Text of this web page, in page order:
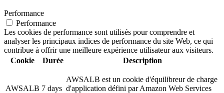
Performance
Performance
Les cookies de performance sont utilisés pour comprendre et
analyser les principaux indices de performance du site Web, ce qui
contribue à offrir une meilleure expérience utilisateur aux visiteurs.
Cookie
Durée Description
AWSALB 7 days
AWSALB est un cookie d'équilibreur de charge
d'application défini par Amazon Web Services